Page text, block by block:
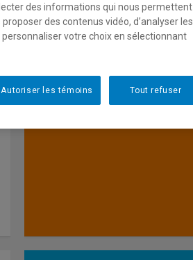
des informations qui nous permettent
des contenus vidéo, d’analyser les
votre choix en sélectionnant
Tout refuser
Autoriser les témoins